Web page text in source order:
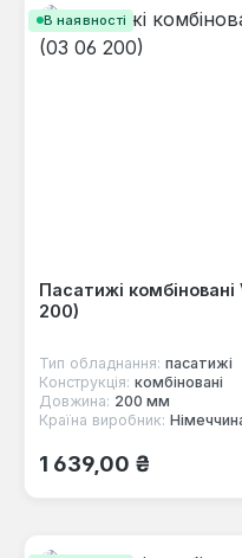
В наявності
Пасатижі
200)
Тип обладнання: пасатижі
Конструкція: комбіновані
Довжина: 200 мм
Країна виробник:
Звичайна ціна:
1 639,00 ₴